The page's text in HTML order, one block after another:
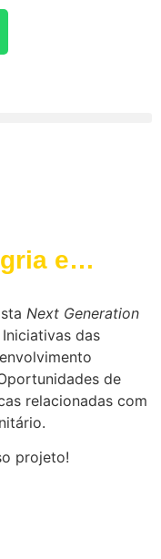
e
Next Generation
das
de
relacionadas com
projeto!